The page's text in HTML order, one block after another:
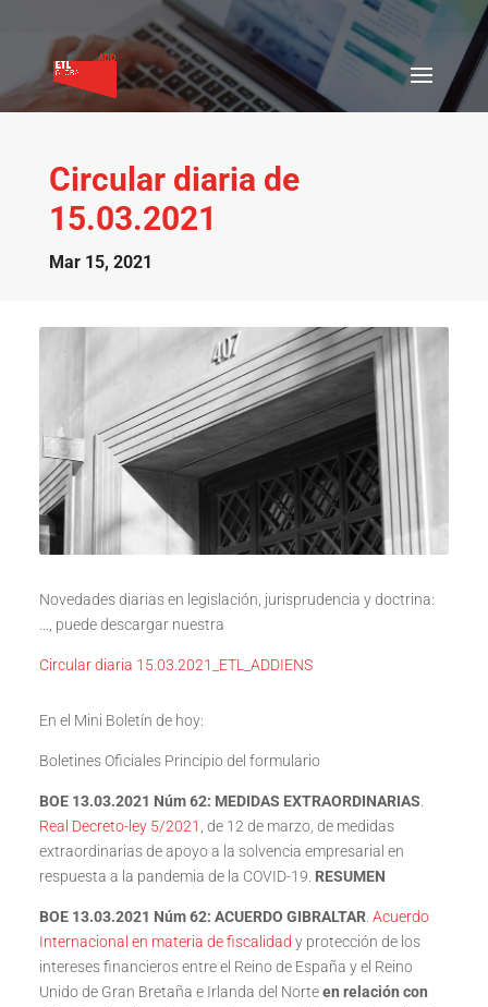
Circular diaria de
15.03.2021
Mar 15, 2021
Novedades diarias en legislación, jurisprudencia y doctrina:
…, puede descargar nuestra
Circular diaria 15.03.2021_ETL_ADDIENS
En el Mini Boletín de hoy:
Boletines Oficiales Principio del formulario
BOE 13.03.2021 Núm 62: MEDIDAS EXTRAORDINARIAS
Real Decreto-ley 5/2021 , de 12 de marzo, de medidas
extraordinarias de apoyo a la solvencia empresarial en
respuesta a la pandemia de la COVID-19. RESUMEN
BOE 13.03.2021 Núm 62: ACUERDO GIBRALTAR. Acuerdo
Internacional en materia de fiscalidad y protección de los
intereses financieros entre el Reino de España y el Reino
Unido de Gran Bretaña e Irlanda del Norteen relación con